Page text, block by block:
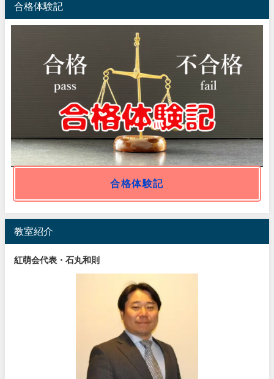
合格体験記
合格体験記
教室紹介
紅萌会代表・石丸和則